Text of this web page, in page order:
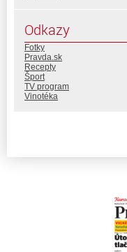
Odkazy
Fotky
Pravda.sk
Recepty
Šport
TV program
Vinotéka